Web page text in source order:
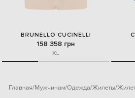
BRUNELLO CUCINELLI
158 358 грн
XL
Главная Мужчинам Одежда Жилеты